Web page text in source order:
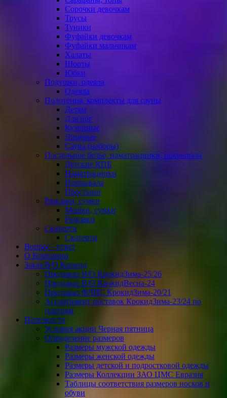
Сорочки девочкам
Трусы
Туники
Фуфайки девочкам
Фуфайки мальчикам
Халаты
Шорты
Юбки
Подушки, одеяла
Одеяла
Полотенца, комплекты для сауны
Детям
Для ног
Кухонные
Лицевые
Сауна (наборы)
Постельное белье, наматрацники, покрывала
Детские КПБ
Наматрацники
Покрывала
Простыни
Рюкзаки, сумки
Мешки, сумки
Рюкзаки
Скатерти
Скатерти
Вопрос - ответ
О Компании
Заказ В/О Крокид
Предзаказ В/О КрокидЗима-25/26
Предзаказ В/О КрокидВесна-24
Предзаказ ФЛИС КрокидЗима-20/21
Ассортимент поставок КрокидЗима-23/24 по
партиям
Полезности
Условия акции Черная пятница
Определение размеров
Размеры мужской одежды
Размеры женской одежды
Размеры детской и подростковой одежды
Размеры Коллекции ЗАО ЦМС Евразия
Таблицы соответствия размеров носков и
обуви